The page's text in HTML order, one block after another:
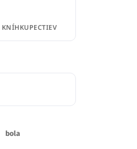
KNÍHKUPECTIEV
bola